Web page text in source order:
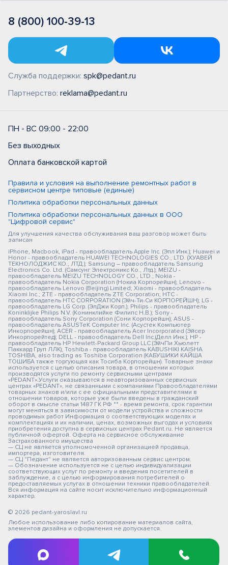
8 (800) 100-39-13
Служба поддержки: spk@pedant.ru
Партнерство: reklama@pedant.ru
ПН - ВС 09:00 - 22:00
Без выходных
Оплата банковской картой
Правила и условия на выполнение ремонтных работ в
сервисном центре типовые (единые)
Политика обработки персональных данных
Политика обработки персональных данных в ООО
"Цифровой сервис"
Для улучшения качества обслуживания ваш разговор может быть
записан
iPhone, Macbook, iPad - правообладатель Apple Inc. (Эпл Инк.); Huawei и
Honor - правообладатель HUAWEI TECHNOLOGIES CO., LTD. (ХУАВЕЙ
ТЕКНОЛОДЖИС КО., ЛТД.); Samsung – правообладатель Samsung
Electronics Co. Ltd. (Самсунг Электроникс Ко., Лтд.); MEIZU -
правообладатель MEIZU TECHNOLOGY CO., LTD.; Nokia -
правообладатель Nokia Corporation (Нокиа Корпорейшн); Lenovo -
правообладатель Lenovo (Beijing) Limited; Xiaomi - правообладатель
Xiaomi Inc.; ZTE - правообладатель ZTE Corporation; HTC -
правообладатель HTC CORPORATION (Эйч-Ти-Си КОРПОРЕЙШН); LG -
правообладатель LG Corp. (ЭлДжи Корп.); Philips - правообладатель
Koninklijke Philips N.V. (Конинклийке Филипс Н.В.); Sony -
правообладатель Sony Corporation (Сони Корпорейшн); ASUS -
правообладатель ASUSTeK Computer Inc. (Асустек Компьютер
Инкорпорейшн); ACER - правообладатель Acer Incorporated (Эйсер
Инкорпорейтед); DELL - правообладатель Dell Inc.(Делл Инк.); HP -
правообладатель HP Hewlett-Packard Group LLC (ЭйчПи Хьюлетт
Паккард Груп ЛЛК); Toshiba - правообладатель KABUSHIKI KAISHA
TOSHIBA, also trading as Toshiba Corporation (КАБУШИКИ КАЙША
ТОШИБА также торгующая как Тосиба Корпорейшн). Товарные знаки
используется с целью описания товара, в отношении которых
производятся услуги по ремонту сервисными центрами
«PEDANT».Услуги оказываются в неавторизованных сервисных
центрах «PEDANT», не связанными с компаниями Правообладателями
товарных знаков и/или с ее официальными представителями в
отношении товаров, которые уже были введены в гражданский
оборот в смысле статьи 1487 ГК РФ ** - время ремонта, срок гарантии
могут меняться в зависимости от модели устройства и сложности
проводимых работ Информация о соответствующих моделях и
комплектациях и их наличии, ценах, возможных выгодах и условиях
приобретения доступна в сервисных центрах Pedant.ru. Не является
публичной офертой. Оферта на сервисное обслуживание
Застрахованного имущества
— СЦ не является уполномоченной организацией продавца,
импортера, изготовителя.
— СЦ "Педант" не является авторизованным сервис центром.
— Обозначение используется не с целью индивидуализации
соответствующих услуг по ремонту и введения посетителей в
заблуждение, а с целью информирования потребителей о
предоставляемых услугах в отношении техники правообладателей.
Вся информация на сайте носит исключительно информационный
характер.
© 2026 pedant-yaroslavl.ru
Любое использование либо копирование материалов сайта,
элементов дизайна и оформления не допускается.